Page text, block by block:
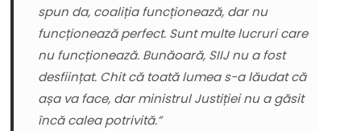
spun da, coaliția funcționează, dar nu
funcționează perfect. Sunt multe lucruri care
nu funcționează. Bunăoară, SIIJ nu a fost
desființat. Chit că toată lumea s-a lăudat că
așa va face, dar ministrul Justiției nu a găsit
încă calea potrivită.”